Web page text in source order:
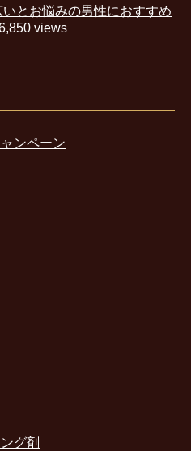
とお悩みの男性におすすめ
views
ンペーン
グ剤